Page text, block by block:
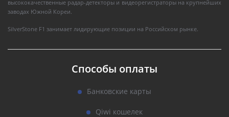
высококачественные радар-детекторы и видеорегистраторы на крупнейших
заводах Южной Кореи.
SilverStone F1 занимает лидирующие позиции на Российском рынке.
Способы оплаты
Банковские карты
Qiwi кошелек